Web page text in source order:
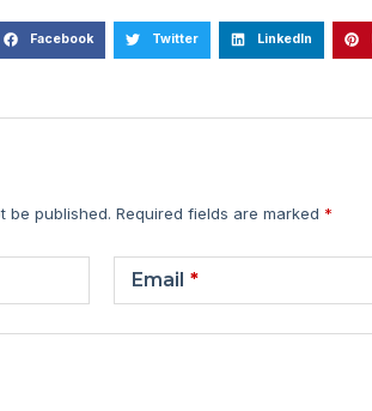
Facebook Twitter LinkedIn
be published. Required fields are marked *
Email *